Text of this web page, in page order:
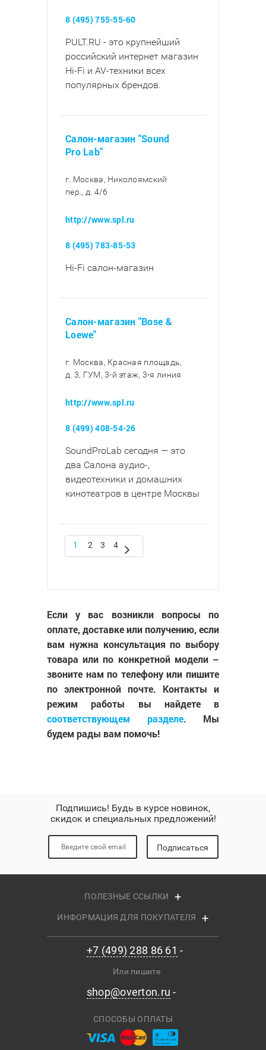
8 (495) 755-55-60
PULT.RU - это крупнейший
российский интернет магазин
Hi-Fi и AV-техники всех
популярных брендов.
Салон-магазин "Sound
Pro Lab"
г. Москва, Николоямский
пер., д. 4/6
http://www.spl.ru
8 (495) 783-85-53
Hi-Fi салон-магазин
Салон-магазин "Bose &
Loewe"
г. Москва, Красная площадь,
д. 3, ГУМ, 3-й этаж, 3-я линия
http://www.spl.ru
8 (499) 408-54-26
SoundProLab сегодня — это
два Салона аудио-,
видеотехники и домашних
кинотеатров в центре Москвы
1 2 3 4
Если у вас возникли вопросы по
оплате, доставке или получению, если
вам нужна консультация по выбору
товара или по конкретной модели –
звоните нам по телефону или пишите
по электронной почте. Контакты и
режим работы вы найдете в
соответствующем разделе. Мы
будем рады вам помочь!
Подпишись! Будь в курсе новинок,
скидок и специальных предложений!
Подписаться
ПОЛЕЗНЫЕ ССЫЛКИ
ИНФОРМАЦИЯ ДЛЯ ПОКУПАТЕЛЯ
+7 (499) 288 86 61
Или пишите
shop@overton.ru
СПОСОБЫ ОПЛАТЫ